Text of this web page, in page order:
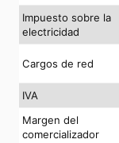
Impuesto sobre la
electricidad
Cargos de red
IVA
Margen del
comercializador